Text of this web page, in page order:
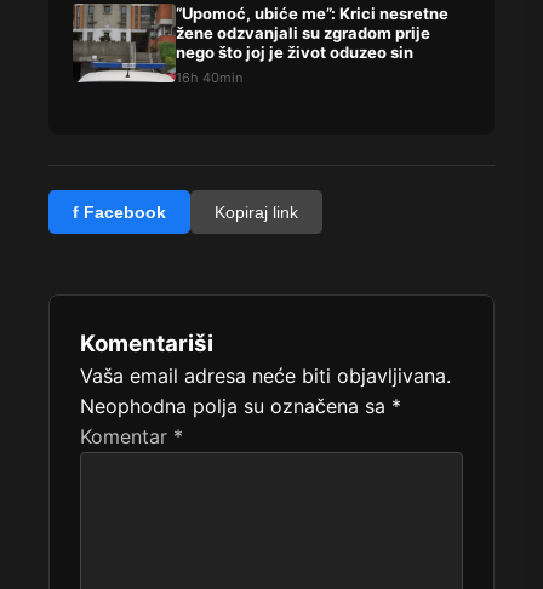
“Upomoć, ubiće me”: Krici nesretne
žene odzvanjali su zgradom prije
nego što joj je život oduzeo sin
16h 40min
f Facebook Kopiraj link
Komentariši
Vaša email adresa neće biti objavljivana.
Neophodna polja su označena sa *
Komentar *